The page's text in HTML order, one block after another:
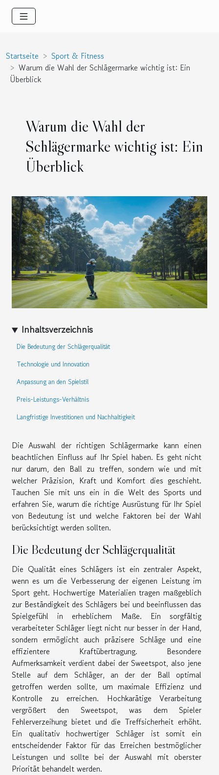
Startseite
Sport & Fitness
Warum die Wahl der Schlägermarke wichtig ist: Ein
Überblick
Warum die Wahl der
Schlägermarke wichtig ist: Ein
Überblick
Inhaltsverzeichnis
Die Bedeutung der Schlägerqualität
Technologie und Innovation
Anpassung an den Spielstil
Preis-Leistungs-Verhältnis
Langfristige Investitionen und Nachhaltigkeit
Die Auswahl der richtigen Schlägermarke kann einen
beachtlichen Einfluss auf Ihr Spiel haben. Es geht nicht
nur darum, den Ball zu treffen, sondern wie und mit
welcher Präzision, Kraft und Komfort dies geschieht.
Tauchen Sie mit uns ein in die Welt des Sports und
erfahren Sie, warum die richtige Ausrüstung für Ihr Spiel
von Bedeutung ist und welche Faktoren bei der Wahl
berücksichtigt werden sollten.
Die Bedeutung der Schlägerqualität
Die Qualität eines Schlägers ist ein zentraler Aspekt,
wenn es um die Verbesserung der eigenen Leistung im
Sport geht. Hochwertige Materialien tragen maßgeblich
zur Beständigkeit des Schlägers bei und beeinflussen das
Spielgefühl in erheblichem Maße. Ein sorgfältig
verarbeiteter Schläger liegt nicht nur besser in der Hand,
sondern ermöglicht auch präzisere Schläge und eine
effizientere Kraftübertragung. Besondere
Aufmerksamkeit verdient dabei der Sweetspot, also jene
Stelle auf dem Schläger, an der der Ball optimal
getroffen werden sollte, um maximale Effizienz und
Kontrolle zu erreichen. Hochkarätige Verarbeitung
vergrößert den Sweetspot, was dem Spieler
Fehlerverzeihung bietet und die Treffsicherheit erhöht.
Ein qualitativ hochwertiger Schläger ist somit ein
entscheidender Faktor für das Erreichen bestmöglicher
Leistungen und sollte bei der Auswahl mit oberster
Priorität behandelt werden.